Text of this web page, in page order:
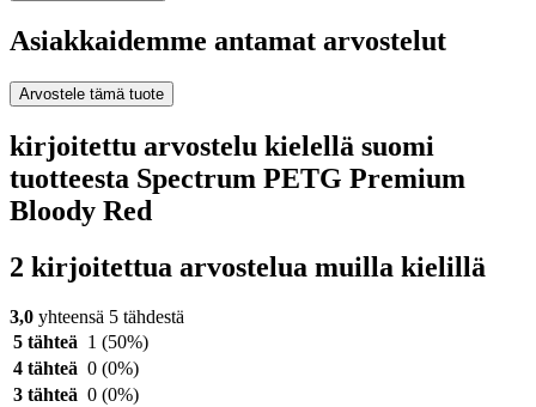
Asiakkaidemme antamat arvostelut
Arvostele tämä tuote
kirjoitettu arvostelu kielellä suomi
tuotteesta Spectrum PETG Premium
Bloody Red
2 kirjoitettua arvostelua muilla kielillä
3,0 yhteensä 5 tähdestä
5 tähteä 1 (50%)
4 tähteä 0 (0%)
3 tähteä 0 (0%)